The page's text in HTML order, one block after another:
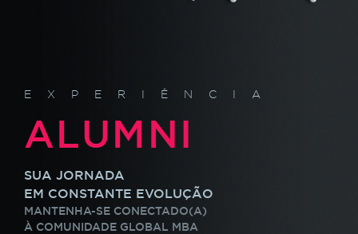
EXPERIÊNCIA
ALUMNI
SUA JORNADA
EM CONSTANTE EVOLUÇÃO
MANTENHA-SE CONECTADO(A)
À COMUNIDADE GLOBAL MBA